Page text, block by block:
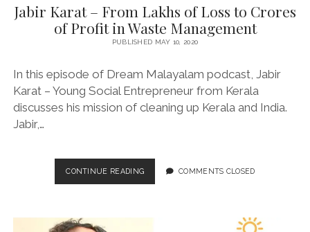
Jabir Karat – From Lakhs of Loss to Crores
of Profit in Waste Management
PUBLISHED MAY 10, 2020
In this episode of Dream Malayalam podcast, Jabir
Karat – Young Social Entrepreneur from Kerala
discusses his mission of cleaning up Kerala and India.
Jabir,…
CONTINUE READINGJABIR
KARAT
COMMENTS CLOSED